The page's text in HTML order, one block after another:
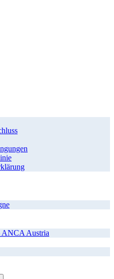
ANCA Austria